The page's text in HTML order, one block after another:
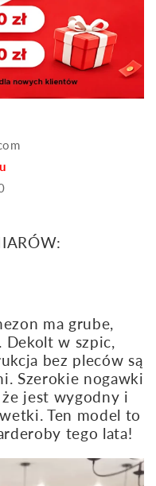
ma grube,
Dekolt w szpic,
bez pleców są
Szerokie nogawki
jest wygodny i
Ten model to
tego lata!